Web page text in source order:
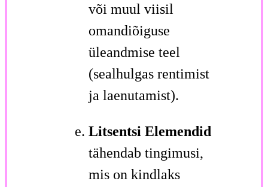
või muul viisil
omandiõiguse
üleandmise teel
(sealhulgas rentimist
ja laenutamist).
Litsentsi Elemendid
tähendab tingimusi,
mis on kindlaks